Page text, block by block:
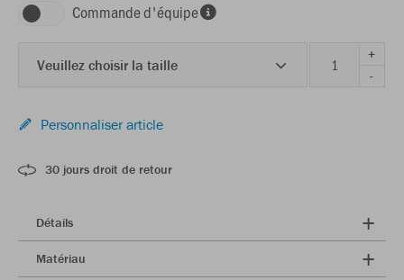
Commande d'équipe
Veuillez choisir la taille
+
-
Personnaliser article
30 jours droit de retour
Détails
Matériau